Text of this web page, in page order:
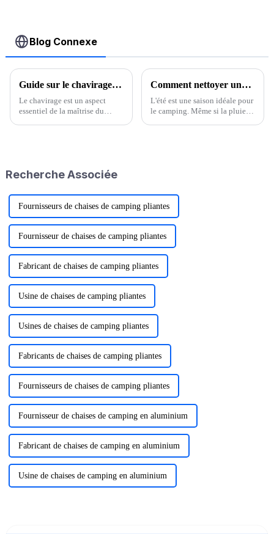
Blog Connexe
Guide sur le chavirage en kayak
Le chavirage est un aspect
essentiel de la maîtrise du
moniteur, vous…
Comment nettoyer une tente usagée ?
L'été est une saison idéale pour
le camping. Même si la pluie
Recherche Associée
Fournisseurs de chaises de camping pliantes
Fournisseur de chaises de camping pliantes
Fabricant de chaises de camping pliantes
Usine de chaises de camping pliantes
Usines de chaises de camping pliantes
Fabricants de chaises de camping pliantes
Fournisseurs de chaises de camping pliantes
Fournisseur de chaises de camping en aluminium
Fabricant de chaises de camping en aluminium
Usine de chaises de camping en aluminium